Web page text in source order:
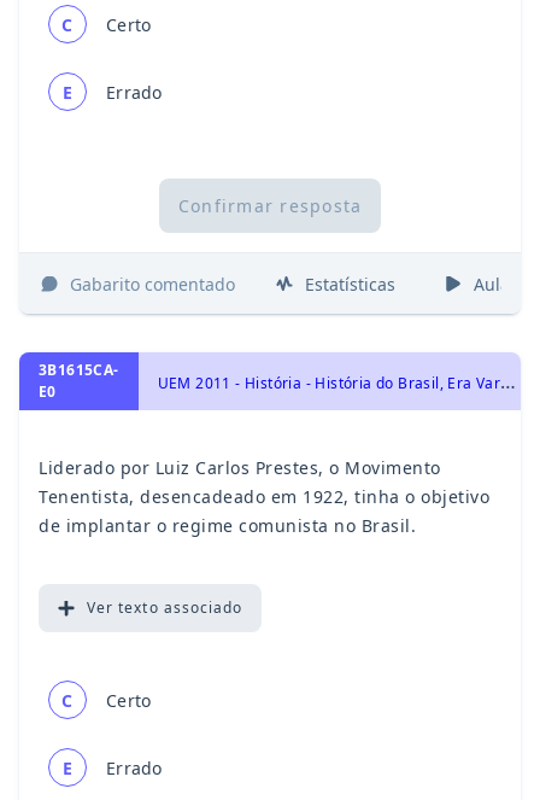
C Certo
E Errado
Confirmar resposta
Gabarito comentado Estatísticas Aulas
3B1615CA-
E0
U
EM 2011 - História - História do Brasil, Era Vargas – 1930-1954
Liderado por Luiz Carlos Prestes, o Movimento
Tenentista, desencadeado em 1922, tinha o objetivo
de implantar o regime comunista no Brasil.
Ver texto associado
C Certo
E Errado